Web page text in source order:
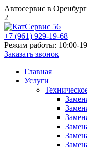
Автосервис в
2
+7 (961) 929-19-68
Режим работы: 10:00-
Заказать звонок
Главная
Услуги